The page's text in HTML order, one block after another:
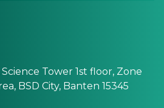
Tower 1st floor, Zone
BSD City, Banten 15345